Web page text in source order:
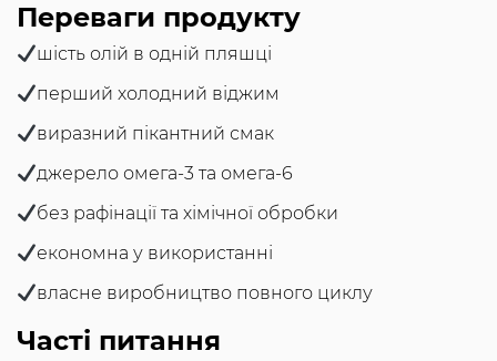
Переваги продукту
шість олій в одній пляшці
перший холодний віджим
виразний пікантний смак
джерело омега-3 та омега-6
без рафінації та хімічної обробки
економна у використанні
власне виробництво повного циклу
Часті питання